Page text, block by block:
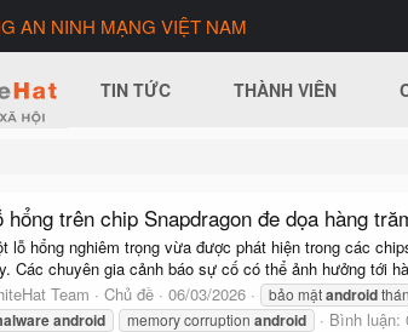
AN NINH MẠNG VIỆT NAM
TIN TỨC THÀNH VIÊN
hổng trên chip Snapdragon đe dọa hàng
lỗ hổng nghiêm trọng vừa được phát hiện trong các
Các chuyên gia cảnh báo sự cố có thể ảnh hưởng tới
Team
Chủ đề 06/03/2026 bảo mậtandroid
android memory corruption android Bình luận: